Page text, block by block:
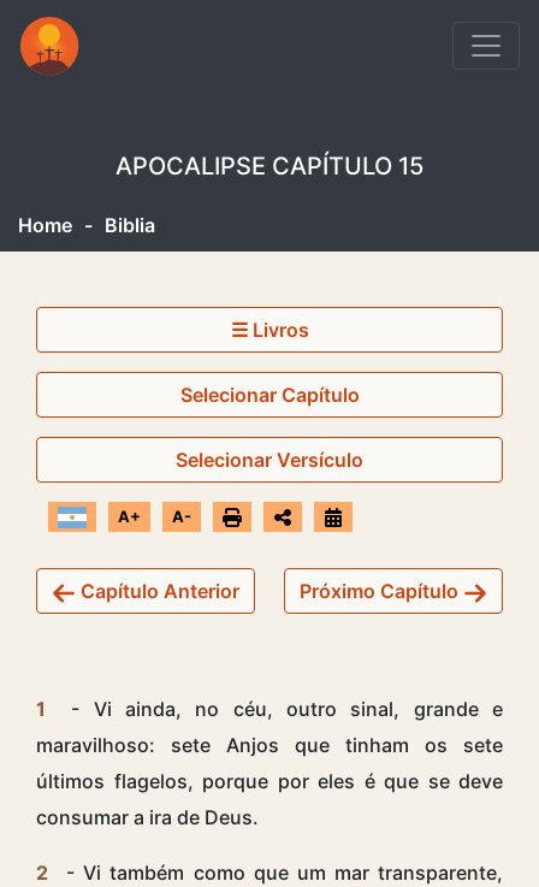
APOCALIPSE CAPÍTULO 15
Home - Biblia
☰ Livros
Selecionar Capítulo
Selecionar Versículo
A+ A-
Capítulo Anterior Próximo Capítulo
1
- Vi ainda, no céu, outro sinal, grande e
maravilhoso: sete Anjos que tinham os sete
últimos flagelos, porque por eles é que se deve
consumar a ira de Deus.
2
- Vi também como que um mar transparente,